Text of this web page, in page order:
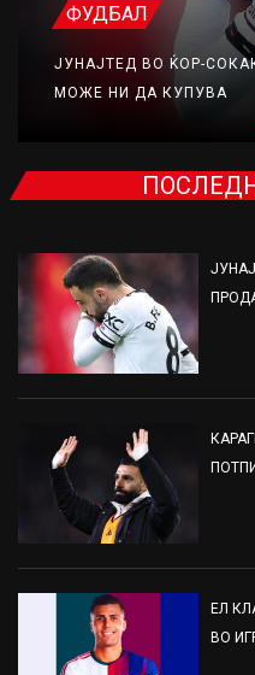
ФУДБАЛ
ЈУНАЈТЕД ВО ЌОР-
МОЖЕ НИ ДА КУПУВА
ЕЛ
ВО